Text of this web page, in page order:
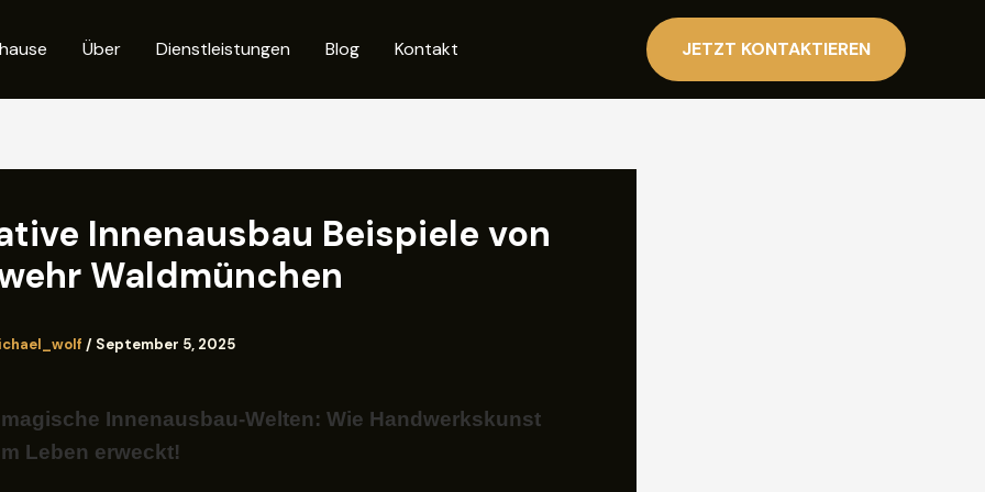
Über Dienstleistungen Blog Kontakt JETZT KONTAKTIEREN
Innenausbau Beispiele von
Waldmünchen
/ September 5, 2025
Innenausbau-Welten: Wie Handwerkskunst
Leben erweckt!